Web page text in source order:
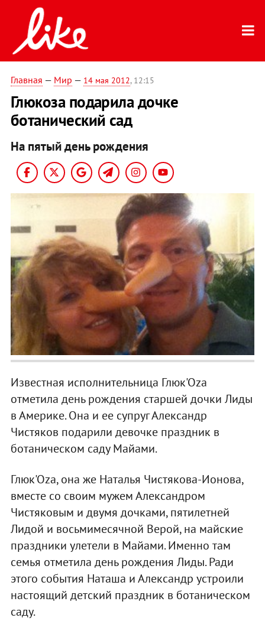
Главная — Мир — 14 мая 2012, 12:15
Глюкозa подарила дочке
ботанический сад
На пятый день рождения
Известная исполнительница Глюк'Оza
отметила день рождения старшей дочки Лиды
в Америке. Она и ее супруг Александр
Чистяков подарили девочке праздник в
ботаническом саду Майами.
Глюк'Оza, она же Наталья Чистякова-Ионова,
вместе со своим мужем Александром
Чистяковым и двумя дочками, пятилетней
Лидой и восьмимесячной Верой, на майские
праздники улетели в Майами. Именно там
семья отметила день рождения Лиды. Ради
этого события Наташа и Александр устроили
настоящий детский праздник в ботаническом
саду.